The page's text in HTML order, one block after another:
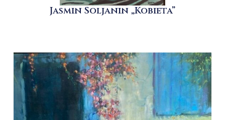
Jasmin Soljanin „Kobieta”